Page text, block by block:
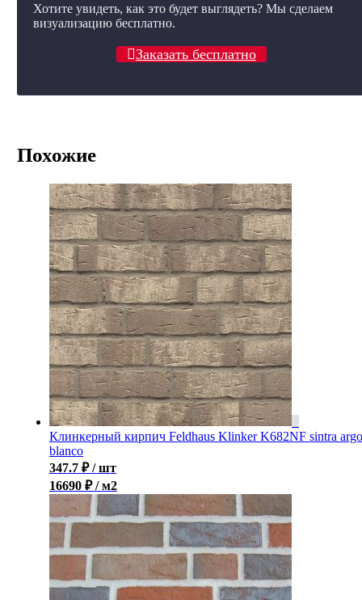
Хотите увидеть, как это будет выглядеть? Мы сделаем
визуализацию бесплатно.
Заказать бесплатно
Похожие
Клинкерный кирпич Feldhaus Klinker K682NF sintra argo
blanco
347.7 ₽ / шт
16690 ₽ / м2